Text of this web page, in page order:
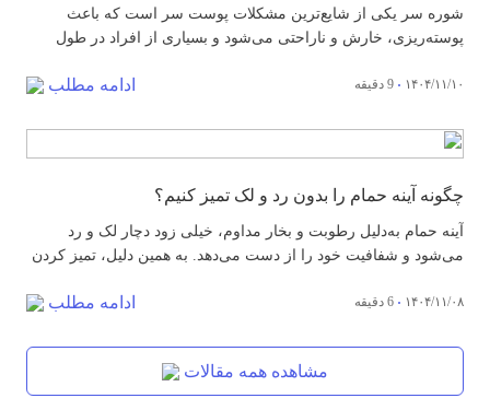
شوره سر یکی از شایع‌ترین مشکلات پوست سر است که باعث
پوسته‌ریزی، خارش و ناراحتی می‌شود و بسیاری از افراد در طول
بزرگسالان در سطح جهان حداقل یک بار شوره سر را تجربه می‌کنند،
۱۴۰۴/۱۱/۱۰ 9 دقیقه ادامه مطلب
چگونه آینه حمام را بدون رد و لک تمیز کنیم؟
آینه حمام به‌دلیل رطوبت و بخار مداوم، خیلی زود دچار لک و رد
می‌شود و شفافیت خود را از دست می‌دهد. به همین دلیل، تمیز کردن
آشنایی با روش‌های اصولی و صحیح تمیزکاری می‌تواند از ایجاد هاله و
۱۴۰۴/۱۱/۰۸ 6 دقیقه ادامه مطلب
مشاهده همه مقالات